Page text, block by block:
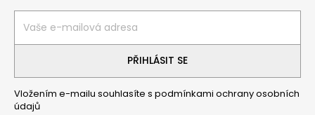
PŘIHLÁSIT SE
Vložením e-mailu souhlasíte s podmínkami ochrany osobních
údajů